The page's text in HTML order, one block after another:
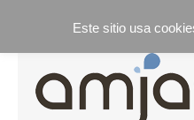
Este sitio usa